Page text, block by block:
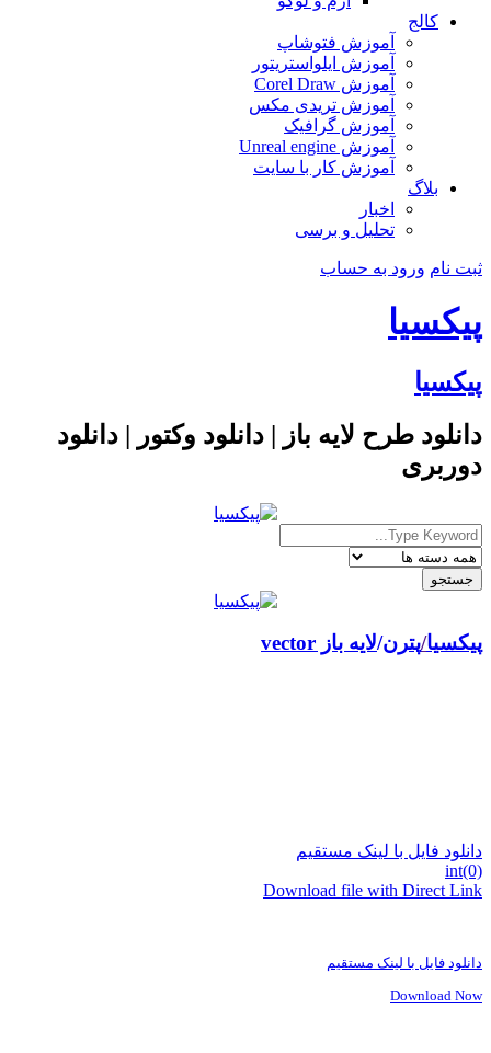
کالج
آموزش فتوشاپ
آموزش ایلواستریتور
آموزش Corel Draw
آموزش تریدی مکس
آموزش گرافیک
آموزش Unreal engine
آموزش کار با سایت
بلاگ
اخبار
تحلیل و برسی
ثبت نام ورود به حساب
پیکسیا
پیکسیا
دانلود طرح لایه باز | دانلود وکتور | دانلود
دوربری
پیکسیا/ لایه باز vector پترن
دانلود فایل با لینک مستقیم
int(0)
Download file with Direct Link
دانلود فایل با لینک مستقیم
Download Now